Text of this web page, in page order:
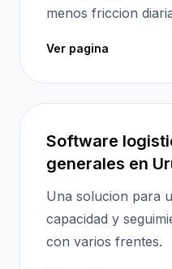
menos friccion
Ver pagina
Software
generales en
Una solucion para
capacidad y
con varios frentes.